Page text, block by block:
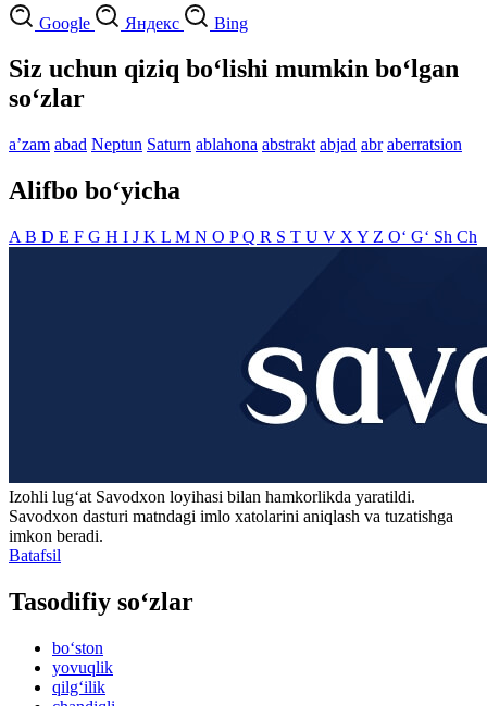
Google Яндекс Bing
Siz uchun qiziq bo‘lishi mumkin bo‘lgan
so‘zlar
aʼzam abad Neptun Saturn ablahona abstrakt abjad abr aberratsion
Alifbo bo‘yicha
A B D E F G H I J K L M N O PQ R S T U V X Y Z O‘ G‘ Sh Ch
Izohli lugʻat Savodxon loyihasi bilan hamkorlikda yaratildi.
Savodxon dasturi matndagi imlo xatolarini aniqlash va tuzatishga
imkon beradi.
Batafsil
Tasodifiy so‘zlar
bo‘ston
yovuqlik
qilg‘ilik